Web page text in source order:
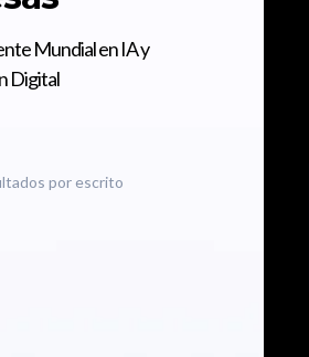
Mundial en IA y
Digital
por escrito